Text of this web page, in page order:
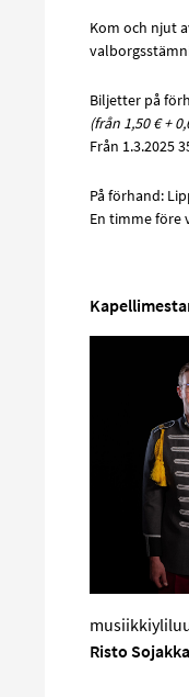
Kom och njut
Biljetter på
(från 1,50 € +
Från 1.3.2025
På förhand:
En timme före
Risto Sojakka